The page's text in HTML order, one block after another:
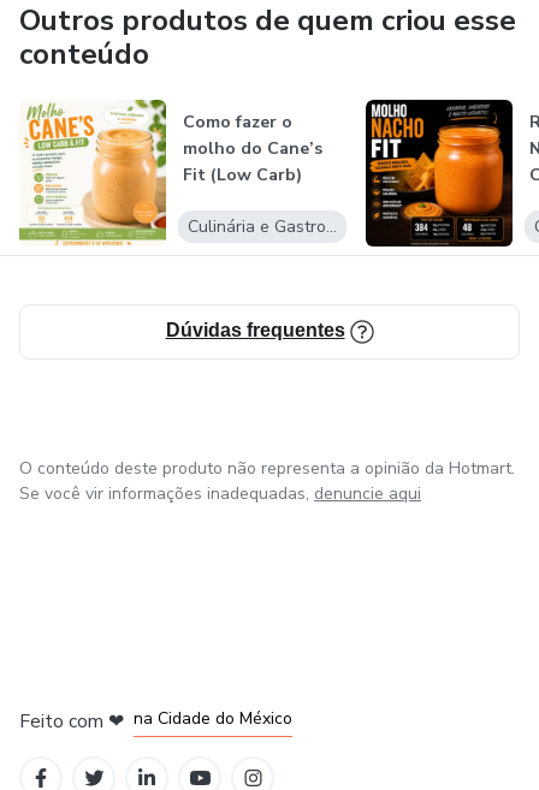
Outros produtos de quem criou esse
conteúdo
Como fazer o
molho do Cane’s
Fit (Low Carb)
Culinária e Gastronomia
Dúvidas frequentes
O conteúdo deste produto não representa a opinião da Hotmart.
Se você vir informações inadequadas, denuncie aqui
Feito com ❤ na Cidade do México